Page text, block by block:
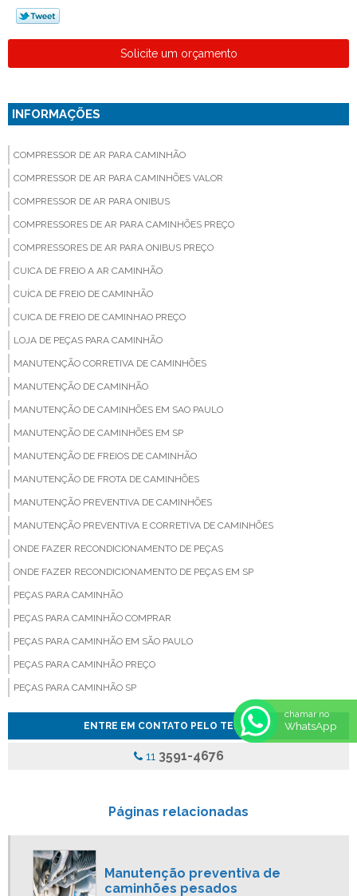
Solicite um orçamento
INFORMAÇÕES
COMPRESSOR DE AR PARA CAMINHÃO
COMPRESSOR DE AR PARA CAMINHÕES VALOR
COMPRESSOR DE AR PARA ONIBUS
COMPRESSORES DE AR PARA CAMINHÕES PREÇO
COMPRESSORES DE AR PARA ONIBUS PREÇO
CUICA DE FREIO A AR CAMINHÃO
CUÍCA DE FREIO DE CAMINHÃO
CUICA DE FREIO DE CAMINHAO PREÇO
LOJA DE PEÇAS PARA CAMINHÃO
MANUTENÇÃO CORRETIVA DE CAMINHÕES
MANUTENÇÃO DE CAMINHÃO
MANUTENÇÃO DE CAMINHÕES EM SAO PAULO
MANUTENÇÃO DE CAMINHÕES EM SP
MANUTENÇÃO DE FREIOS DE CAMINHÃO
MANUTENÇÃO DE FROTA DE CAMINHÕES
MANUTENÇÃO PREVENTIVA DE CAMINHÕES
MANUTENÇÃO PREVENTIVA E CORRETIVA DE CAMINHÕES
ONDE FAZER RECONDICIONAMENTO DE PEÇAS
ONDE FAZER RECONDICIONAMENTO DE PEÇAS EM SP
PEÇAS PARA CAMINHÃO
PEÇAS PARA CAMINHÃO COMPRAR
PEÇAS PARA CAMINHÃO EM SÃO PAULO
PEÇAS PARA CAMINHÃO PREÇO
PEÇAS PARA CAMINHÃO SP
PEÇAS PARA CAMINHÃO VALOR
SERVIÇOS MECANICOS FREIO
SERVO DE EMBREAGEM
ENTRE EM CONTATO PELO TELEFONE
11 3591-4676
Páginas relacionadas
Manutenção preventiva de
caminhões pesados
chamar no
WhatsApp